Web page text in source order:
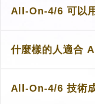
All-On-4/6 可以
什麼樣的人適合
All-On-4/6 技術